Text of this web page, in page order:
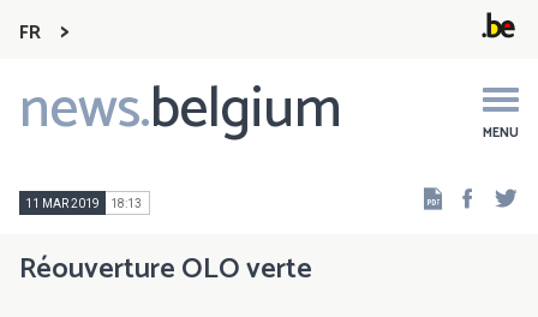
FR
news.belgium MENU
Main
navigation
11 MAR 2019 18:13
Réouverture OLO verte